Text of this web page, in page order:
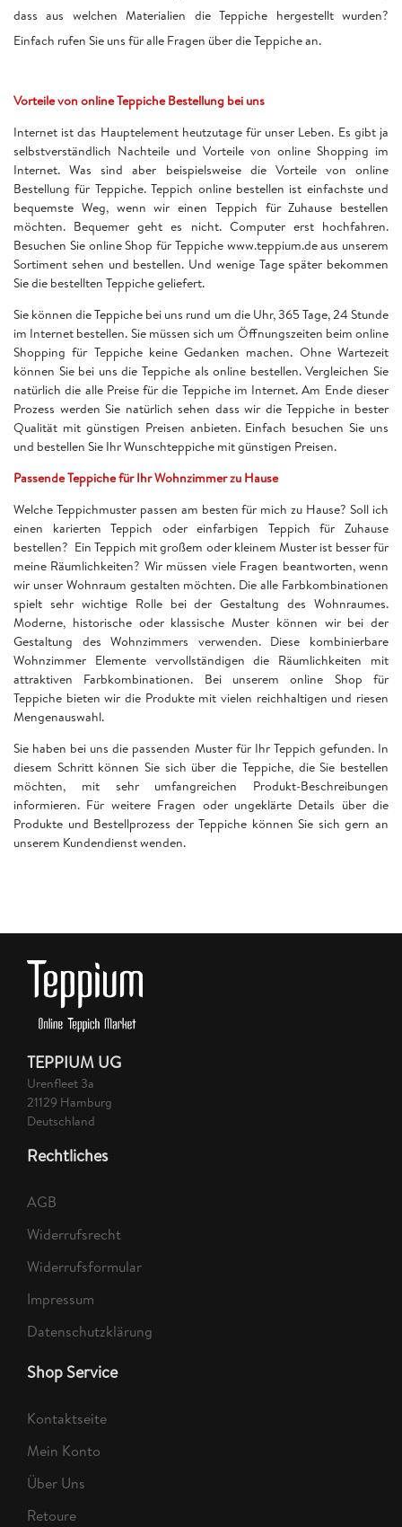
dass aus welchen Materialien die Teppiche hergestellt wurden?
Einfach rufen Sie uns für alle Fragen über die Teppiche an.
Vorteile von online Teppiche Bestellung bei uns
Internet ist das Hauptelement heutzutage für unser Leben. Es gibt ja
selbstverständlich Nachteile und Vorteile von online Shopping im
Internet. Was sind aber beispielsweise die Vorteile von online
Bestellung für Teppiche. Teppich online bestellen ist einfachste und
bequemste Weg, wenn wir einen Teppich für Zuhause bestellen
möchten. Bequemer geht es nicht. Computer erst hochfahren.
Besuchen Sie online Shop für Teppiche www.teppium.de aus unserem
Sortiment sehen und bestellen. Und wenige Tage später bekommen
Sie die bestellten Teppiche geliefert.
Sie können die Teppiche bei uns rund um die Uhr, 365 Tage, 24 Stunde
im Internet bestellen. Sie müssen sich um Öffnungszeiten beim online
Shopping für Teppiche keine Gedanken machen. Ohne Wartezeit
können Sie bei uns die Teppiche als online bestellen. Vergleichen Sie
natürlich die alle Preise für die Teppiche im Internet. Am Ende dieser
Prozess werden Sie natürlich sehen dass wir die Teppiche in bester
Qualität mit günstigen Preisen anbieten. Einfach besuchen Sie uns
und bestellen Sie Ihr Wunschteppiche mit günstigen Preisen.
Passende Teppiche für Ihr Wohnzimmer zu Hause
Welche Teppichmuster passen am besten für mich zu Hause? Soll ich
einen karierten Teppich oder einfarbigen Teppich für Zuhause
bestellen? Ein Teppich mit großem oder kleinem Muster ist besser für
meine Räumlichkeiten? Wir müssen viele Fragen beantworten, wenn
wir unser Wohnraum gestalten möchten. Die alle Farbkombinationen
spielt sehr wichtige Rolle bei der Gestaltung des Wohnraumes.
Moderne, historische oder klassische Muster können wir bei der
Gestaltung des Wohnzimmers verwenden. Diese kombinierbare
Wohnzimmer Elemente vervollständigen die Räumlichkeiten mit
attraktiven Farbkombinationen. Bei unserem online Shop für
Teppiche bieten wir die Produkte mit vielen reichhaltigen und riesen
Mengenauswahl.
Sie haben bei uns die passenden Muster für Ihr Teppich gefunden. In
diesem Schritt können Sie sich über die Teppiche, die Sie bestellen
möchten, mit sehr umfangreichen Produkt-Beschreibungen
informieren. Für weitere Fragen oder ungeklärte Details über die
Produkte und Bestellprozess der Teppiche können Sie sich gern an
unserem Kundendienst wenden.
TEPPIUM UG
Urenfleet 3a
21129 Hamburg
Deutschland
Rechtliches
AGB
Widerrufsrecht
Widerrufsformular
Impressum
Datenschutzklärung
Shop Service
Kontaktseite
Mein Konto
Über Uns
Retoure